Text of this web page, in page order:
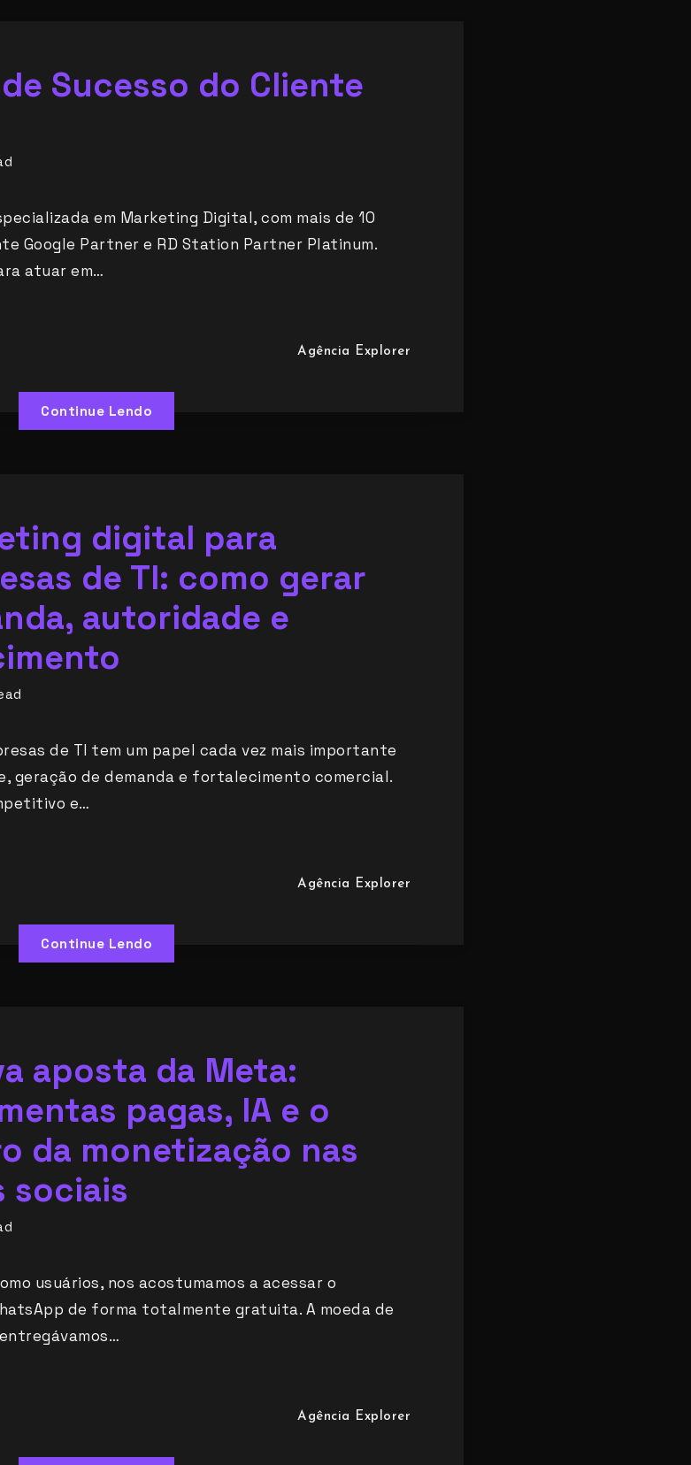
Sucesso do Cliente
em Marketing Digital, com mais de 10
Google Partner e RD Station Partner Platinum.
atuar em…
Agência Explorer
Continue Lendo
digital para
de TI: como gerar
autoridade e
de TI tem um papel cada vez mais importante
geração de demanda e fortalecimento comercial.
e…
Agência Explorer
Continue Lendo
aposta da Meta:
pagas, IA e o
da monetização nas
sociais
usuários, nos acostumamos a acessar o
de forma totalmente gratuita. A moeda de
Agência Explorer